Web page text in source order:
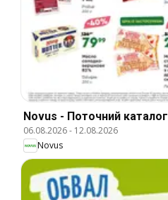
Novus - Поточний каталог
06.08.2026- 12.08.2026
Novus